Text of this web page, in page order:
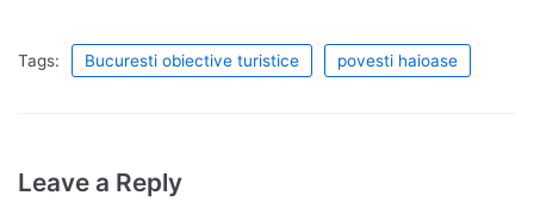
Tags: Bucuresti obiective turistice povesti haioase
Leave a Reply